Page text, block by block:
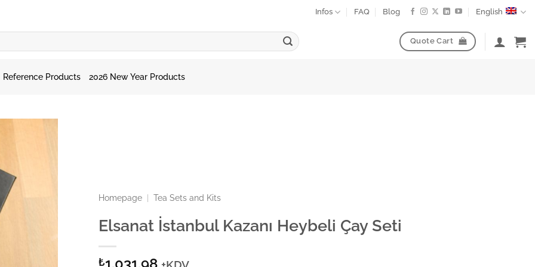
Infos FAQ Blog English
Quote Cart
Reference Products 2026 New Year Products
Homepage Tea Sets and Kits
Elsanat İstanbul Kazanı Heybeli Çay Seti
₺